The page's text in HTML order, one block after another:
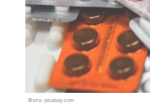
Фото: pixabay.com